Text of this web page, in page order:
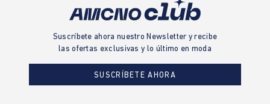
Suscríbete ahora nuestro Newsletter y recibe
las ofertas exclusivas y lo último en moda
SUSCRÍBETE AHORA